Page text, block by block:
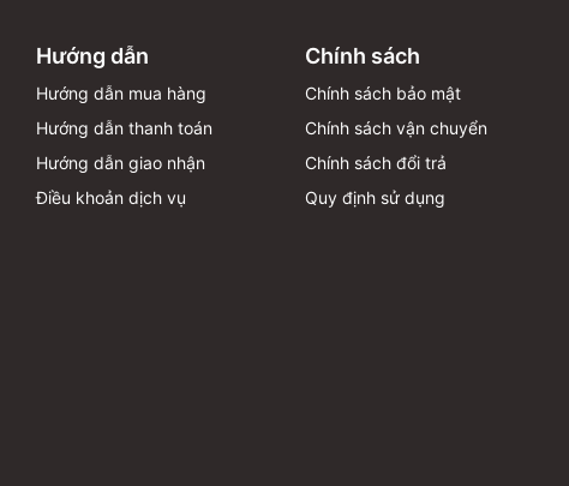
Hướng dẫn
Hướng dẫn mua hàng
Hướng dẫn thanh toán
Hướng dẫn giao nhận
Điều khoản dịch vụ
Chính sách
Chính sách bảo mật
Chính sách vận chuyển
Chính sách đổi trả
Quy định sử dụng